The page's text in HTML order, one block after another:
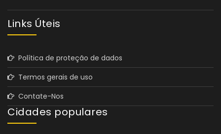
Links Úteis
Política de proteção de dados
Termos gerais de uso
Contate-Nos
Cidades populares